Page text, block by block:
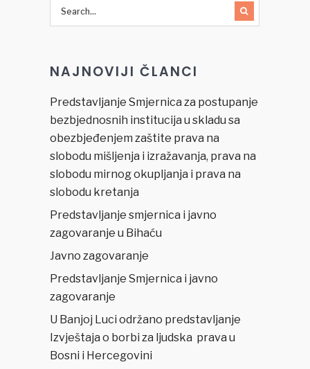
NAJNOVIJI ČLANCI
Predstavljanje Smjernica za postupanje
bezbjednosnih institucija u skladu sa
obezbjeđenjem zaštite prava na
slobodu mišljenja i izražavanja, prava na
slobodu mirnog okupljanja i prava na
slobodu kretanja
Predstavljanje smjernica i javno
zagovaranje u Bihaću
Javno zagovaranje
Predstavljanje Smjernica i javno
zagovaranje
U Banjoj Luci održano predstavljanje
Izvještaja o borbi za ljudska prava u
Bosni i Hercegovini